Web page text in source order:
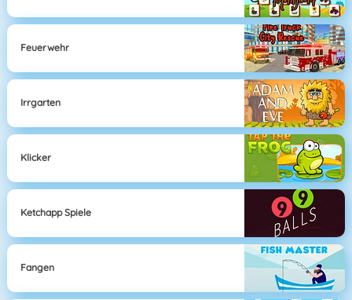
Feuerwehr
Irrgarten
Klicker
Ketchapp Spiele
Fangen